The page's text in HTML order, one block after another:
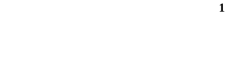
1